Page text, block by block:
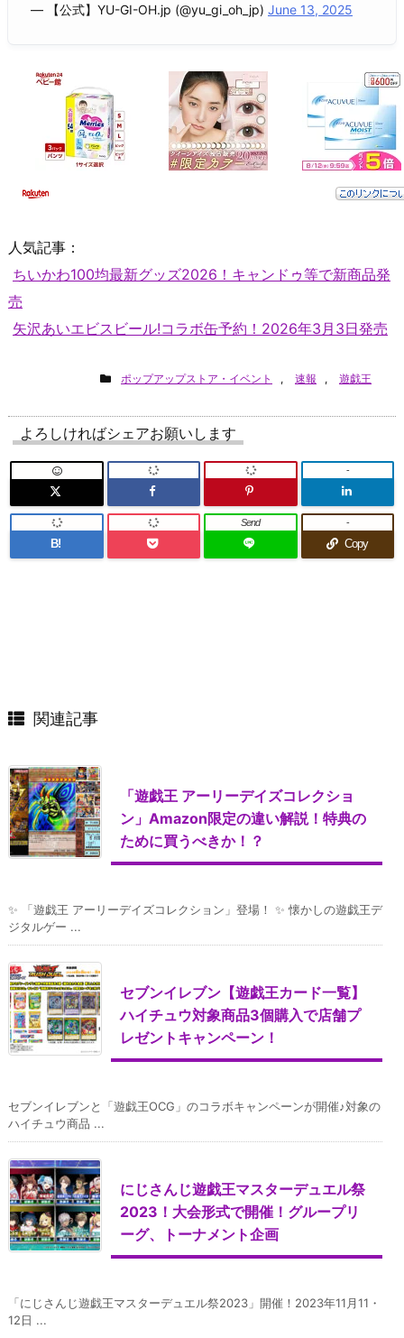
— 【公式】YU-GI-OH.jp (@yu_gi_oh_jp) June 13, 2025
人気記事：
ちいかわ100均最新グッズ2026！キャンドゥ等で新商品発
売
矢沢あいエビスビール!コラボ缶予約！2026年3月3日発売
ポップアップストア・イベント , 速報 , 遊戯王
よろしければシェアお願いします
-
B!
Send
Copy
-
関連記事
「遊戯王 アーリーデイズコレクショ
ン」Amazon限定の違い解説！特典の
ために買うべきか！？
✨ 「遊戯王 アーリーデイズコレクション」登場！ ✨ 懐かしの遊戯王デ
ジタルゲー ...
セブンイレブン【遊戯王カード一覧】
ハイチュウ対象商品3個購入で店舗プ
レゼントキャンペーン！
セブンイレブンと「遊戯王OCG」のコラボキャンペーンが開催♪対象の
ハイチュウ商品 ...
にじさんじ遊戯王マスターデュエル祭
2023！大会形式で開催！グループリ
ーグ、トーナメント企画
「にじさんじ遊戯王マスターデュエル祭2023」開催！2023年11月11・
12日 ...